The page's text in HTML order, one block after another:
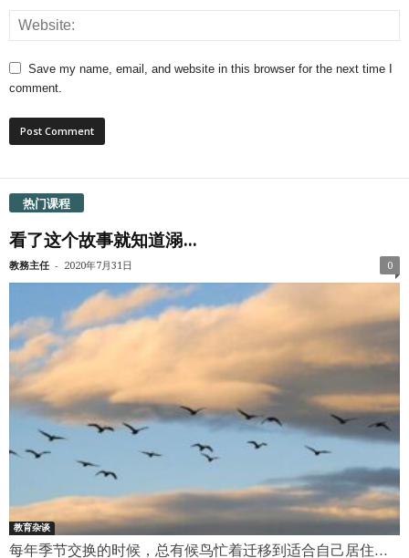
Save my name, email, and website in this browser for the next time I
comment.
热门课程
看了这个故事就知道溺...
教務主任 - 2020年7月31日 0
教育杂谈
每年季节交换的时候，总有候鸟忙着迁移到适合自己居住...